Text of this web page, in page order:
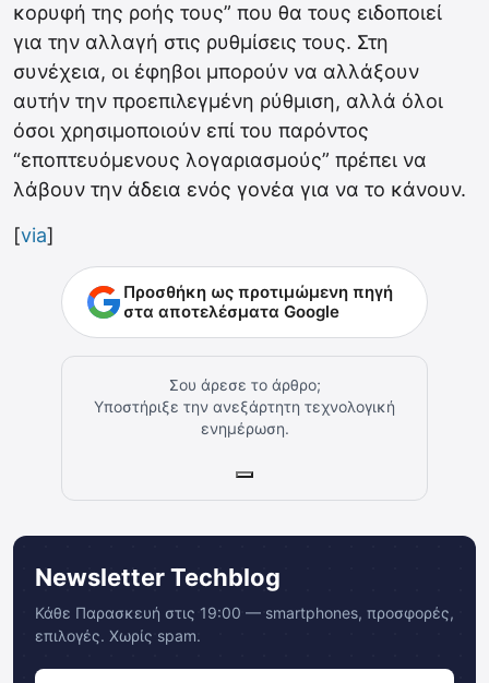
κορυφή της ροής τους” που θα τους ειδοποιεί
για την αλλαγή στις ρυθμίσεις τους. Στη
συνέχεια, οι έφηβοι μπορούν να αλλάξουν
αυτήν την προεπιλεγμένη ρύθμιση, αλλά όλοι
όσοι χρησιμοποιούν επί του παρόντος
“εποπτευόμενους λογαριασμούς” πρέπει να
λάβουν την άδεια ενός γονέα για να το κάνουν.
[via]
Προσθήκη ως προτιμώμενη πηγή
στα αποτελέσματα Google
Σου άρεσε το άρθρο;
Υποστήριξε την ανεξάρτητη τεχνολογική
ενημέρωση.
Newsletter Techblog
Κάθε Παρασκευή στις 19:00 — smartphones, προσφορές,
επιλογές. Χωρίς spam.